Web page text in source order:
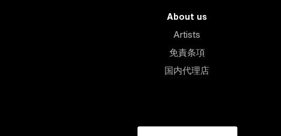
About us
Artists
免責条項
国内代理店